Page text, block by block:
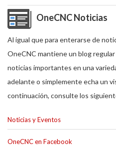
OneCNC Noticias
Al igual que para enterarse de
OneCNC mantiene un blog
noticias importantes en una
adelante o simplemente echa un
continuación, consulte los
Noticias y Eventos
OneCNC en Facebook